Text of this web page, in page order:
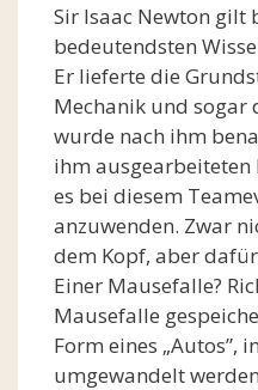
Sir Isaac Newton gilt
bedeutendsten
Er lieferte die
Mechanik und sogar
wurde nach ihm
ihm ausgearbeiteten
es bei diesem
anzuwenden. Zwar
dem Kopf, aber
Einer Mausefalle?
Mausefalle
Form eines „Autos”,
umgewandelt